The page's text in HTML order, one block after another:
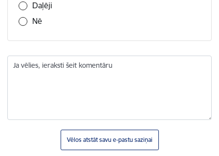
Daļēji
Nē
Ja vēlies, ieraksti šeit komentāru
Vēlos atstāt savu e-pastu saziņai